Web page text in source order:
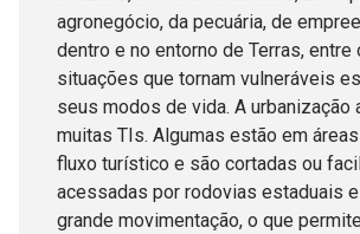
agronegócio, da pecuária, de
dentro e no entorno de Terras, entre
situações que tornam vulneráveis
seus modos de vida. A urbanização
muitas TIs. Algumas estão em
fluxo turístico e são cortadas ou
acessadas por rodovias estaduais
grande movimentação, o que